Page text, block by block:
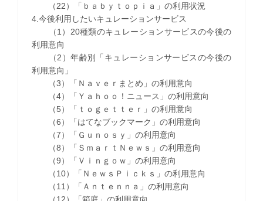
（22）「ｂａｂｙｔｏｐｉａ」の利用状況
4.今後利用したいキュレーションサービス
（1）20種類のキュレーションサービスの今後の
利用意向
（2）年齢別「キュレーションサービスの今後の
利用意向」
（3）「Ｎａｖｅｒまとめ」の利用意向
（4）「Ｙａｈｏｏ！ニュース」の利用意向
（5）「ｔｏｇｅｔｔｅｒ」の利用意向
（6）「はてなブックマーク」の利用意向
（7）「Ｇｕｎｏｓｙ」の利用意向
（8）「ＳｍａｒｔＮｅｗｓ」の利用意向
（9）「Ｖｉｎｇｏｗ」の利用意向
（10）「ＮｅｗｓＰｉｃｋｓ」の利用意向
（11）「Ａｎｔｅｎｎａ」の利用意向
（12）「箱庭」の利用意向